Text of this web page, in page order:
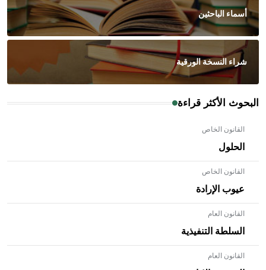
أسماء الباحثين
شراء النسخة الورقية
البحوث الأكثر قراءة
القانون الخاص
الحلول
القانون الخاص
عيوب الإرادة
القانون العام
السلطة التنفيذية
القانون العام
- هل تعلم أن الأبلق نوع من الفنون الهندسية التي ارتبطت